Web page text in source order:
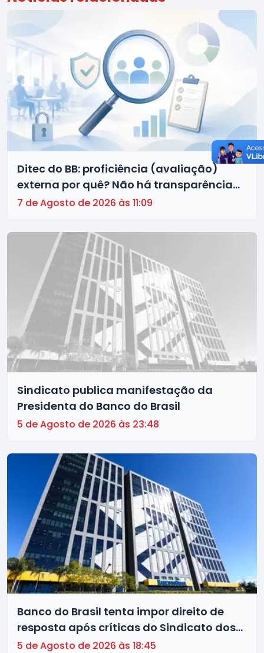
Ditec do BB: proficiência (avaliação)
externa por quê? Não há transparência
no processo!
7 de Agosto de 2026 às 11:09
Sindicato publica manifestação da
Presidenta do Banco do Brasil
5 de Agosto de 2026 às 23:48
Banco do Brasil tenta impor direito de
resposta após críticas do Sindicato dos
Bancários de Brasília à gestão da
5 de Agosto de 2026 às 18:45